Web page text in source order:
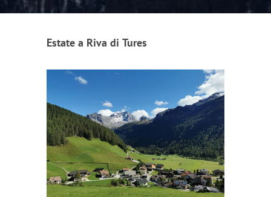
Estate a Riva di Tures